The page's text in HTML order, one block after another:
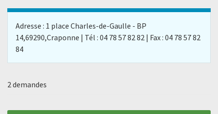
Adresse : 1 place Charles-de-Gaulle - BP
14,69290,Craponne | Tél : 04 78 57 82 82 | Fax : 04 78 57 82
84
2 demandes